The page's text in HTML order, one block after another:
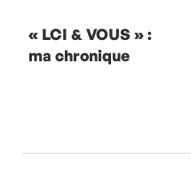
« LCI & VOUS » :
ma chronique